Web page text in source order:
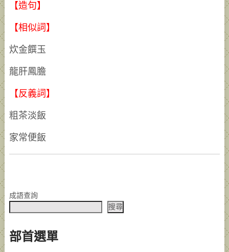
【造句】
【相似詞】
炊金饌玉
龍肝鳳膽
【反義詞】
粗茶淡飯
家常便飯
成語查詢
搜尋
部首選單